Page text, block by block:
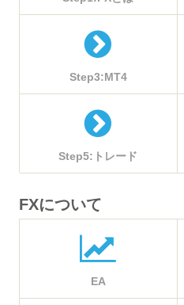
Step3:MT4
Step5:トレード
FXについて
EA